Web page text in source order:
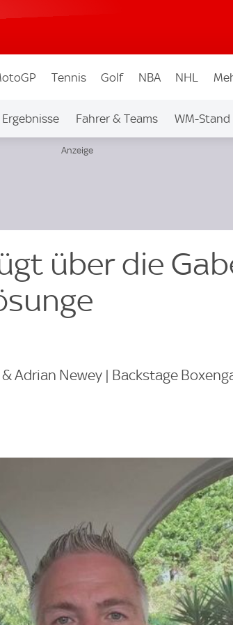
Tennis Golf NBA NHL
Fahrer & Teams WM-Stand
über die
Adrian Newey | Backstage